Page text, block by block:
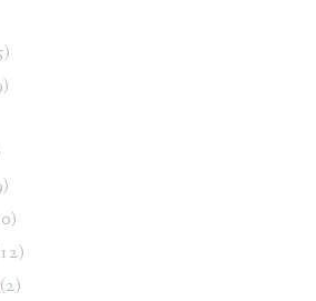
(2)